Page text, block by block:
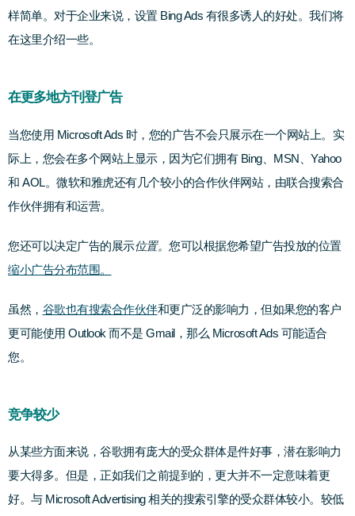
样简单。 对于企业来说，设置 Bing Ads 有很多诱人的好处。我们将
在这里介绍一些。
在更多地方刊登广告
当您使用 Microsoft Ads 时，您的广告不会只展示在一个网站上。实
际上，您会在多个网站上显示，因为它们拥有 Bing、MSN、Yahoo
和 AOL。微软和雅虎还有几个较小的合作伙伴网站，由联合搜索合
作伙伴拥有和运营。
您还可以决定广告的展示位置。 您可以根据您希望广告投放的位置
缩小广告分布范围。
虽然， 谷歌也有搜索合作伙伴和更广泛的影响力，但如果您的客户
更可能使用 Outlook 而不是 Gmail，那么 Microsoft Ads 可能适合
您。
竞争较少
从某些方面来说，谷歌拥有庞大的受众群体是件好事，潜在影响力
要大得多。但是，正如我们之前提到的，更大并不一定意味着更
好。 与 Microsoft Advertising 相关的搜索引擎的受众群体较小。较低